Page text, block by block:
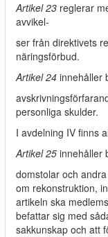
Artikel 23 reglerar
avvikel-
ser från direktivets
näringsförbud.
Artikel 24 innehåller
personliga skulder.
I avdelning IV finns
Artikel 25 innehåller
domstolar och
om rekonstruktion,
artikeln ska
befattar sig med
sakkunskap och att